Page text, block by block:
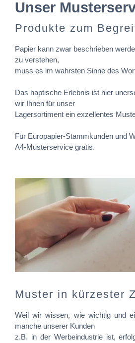
Unser
Produkte zum
Papier kann zwar beschrieben
zu verstehen,
muss es im wahrsten Sinne des
Das haptische Erlebnis ist hier
wir Ihnen für unser
Lagersortiment ein exzellentes
Für Europapier-Stammkunden und
A4-Musterservice gratis.
Muster in kürzester
Weil wir wissen, wie wichtig und
manche unserer Kunden
z.B. in der Werbeindustrie ist,